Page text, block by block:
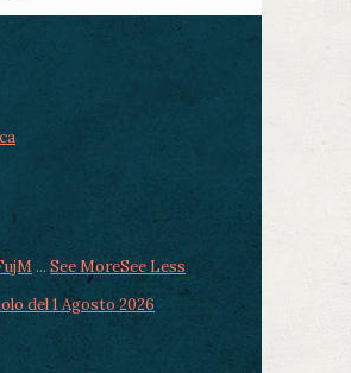
... See MoreSee Less
del 1 Agosto 2026